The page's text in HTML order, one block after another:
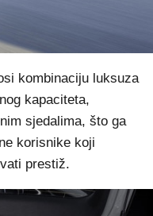
kombinaciju luksuza
kapaciteta,
sjedalima, što ga
korisnike koji
prestiž.